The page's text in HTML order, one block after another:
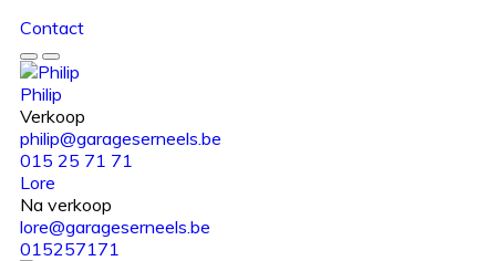
Contact
Philip
Verkoop
philip@garageserneels.be
015 25 71 71
Lore
Na verkoop
lore@garageserneels.be
015257171